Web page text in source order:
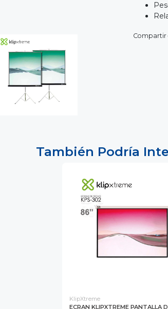
Compartir
También Podría
KlipXtreme
ECRAN KLIPXTREME PANTALLA